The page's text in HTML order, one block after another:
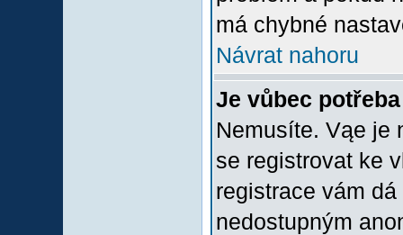
má chybné
Návrat nahoru
Je vůbec
Nemusíte. Vąe je
se registrovat ke
registrace vám
nedostupným